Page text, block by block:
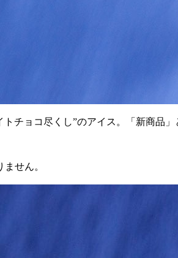
チョコ尽くし”のアイス。「新商品
せん。